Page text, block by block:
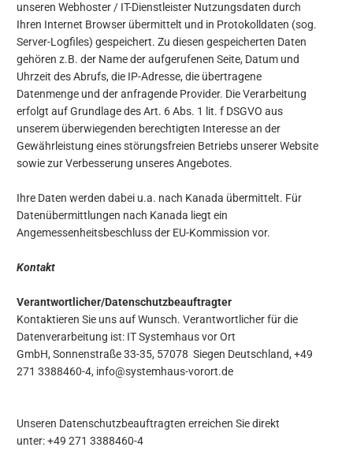
unseren Webhoster / IT-Dienstleister Nutzungsdaten durch
Ihren Internet Browser übermittelt und in Protokolldaten (sog.
Server-Logfiles) gespeichert. Zu diesen gespeicherten Daten
gehören z.B. der Name der aufgerufenen Seite, Datum und
Uhrzeit des Abrufs, die IP-Adresse, die übertragene
Datenmenge und der anfragende Provider. Die Verarbeitung
erfolgt auf Grundlage des Art. 6 Abs. 1 lit. f DSGVO aus
unserem überwiegenden berechtigten Interesse an der
Gewährleistung eines störungsfreien Betriebs unserer Website
sowie zur Verbesserung unseres Angebotes.
Ihre Daten werden dabei u.a. nach Kanada übermittelt. Für
Datenübermittlungen nach Kanada liegt ein
Angemessenheitsbeschluss der EU-Kommission vor.
Kontakt
Verantwortlicher/Datenschutzbeauftragter
Kontaktieren Sie uns auf Wunsch. Verantwortlicher für die
Datenverarbeitung ist: IT Systemhaus vor Ort
GmbH,Sonnenstraße 33-35, 57078Siegen Deutschland,+49
271 3388460-4, info@systemhaus-vorort.de
Unseren Datenschutzbeauftragten erreichen Sie direkt
unter: +49 271 3388460-4